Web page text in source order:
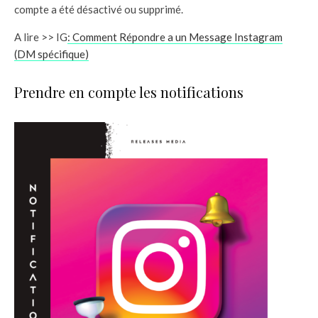
compte a été désactivé ou supprimé.
A lire >> IG: Comment Répondre a un Message Instagram
(DM spécifique)
Prendre en compte les notifications